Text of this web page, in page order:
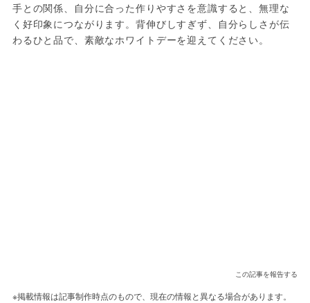
手との関係、自分に合った作りやすさを意識すると、無理な
く好印象につながります。背伸びしすぎず、自分らしさが伝
わるひと品で、素敵なホワイトデーを迎えてください。
この記事を報告する
※掲載情報は記事制作時点のもので、現在の情報と異なる場合があります。